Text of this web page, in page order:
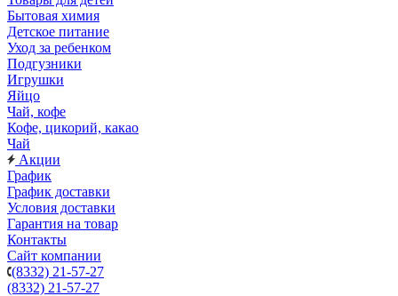
Бытовая химия
Детское питание
Уход за ребенком
Подгузники
Игрушки
Яйцо
Чай, кофе
Кофе, цикорий, какао
Чай
Акции
График
График доставки
Условия доставки
Гарантия на товар
Контакты
Сайт компании
(8332) 21-57-27
(8332) 21-57-27